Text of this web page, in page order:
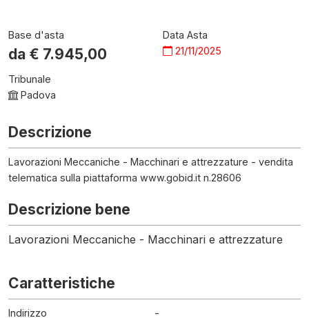
Base d'asta
da € 7.945,00
Data Asta
21/11/2025
Tribunale
Padova
Descrizione
Lavorazioni Meccaniche - Macchinari e attrezzature - vendita
telematica sulla piattaforma www.gobid.it n.28606
Descrizione bene
Lavorazioni Meccaniche - Macchinari e attrezzature
Caratteristiche
Indirizzo
-